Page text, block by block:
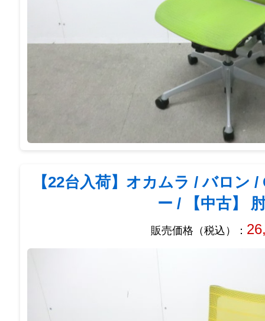
【22台入荷】オカムラ / バロン
ー / 【中古】
販売価格（税込）：